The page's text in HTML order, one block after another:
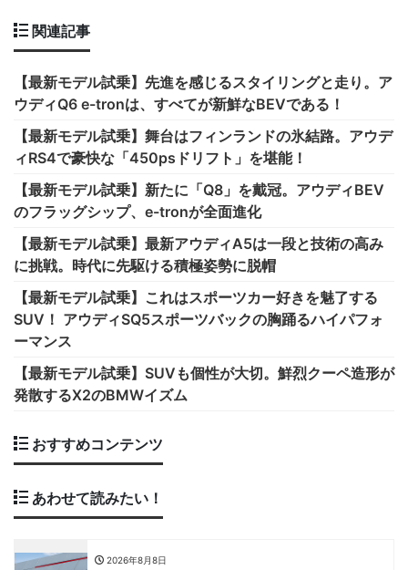
関連記事
【最新モデル試乗】先進を感じるスタイリングと走り。ア
ウディQ6 e-tronは、すべてが新鮮なBEVである！
【最新モデル試乗】舞台はフィンランドの氷結路。アウデ
ィRS4で豪快な「450psドリフト」を堪能！
【最新モデル試乗】新たに「Q8」を戴冠。アウディBEV
のフラッグシップ、e-tronが全面進化
【最新モデル試乗】最新アウディA5は一段と技術の高み
に挑戦。時代に先駆ける積極姿勢に脱帽
【最新モデル試乗】これはスポーツカー好きを魅了する
SUV！ アウディSQ5スポーツバックの胸踊るハイパフォ
ーマンス
【最新モデル試乗】SUVも個性が大切。鮮烈クーペ造形が
発散するX2のBMWイズム
おすすめコンテンツ
あわせて読みたい！
2026年8月8日